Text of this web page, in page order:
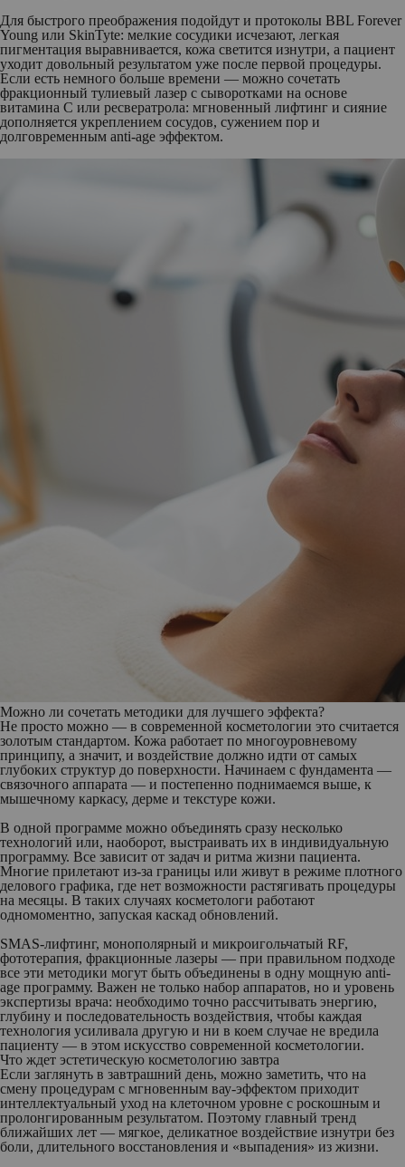
Для быстрого преображения подойдут и протоколы BBL Forever
Young или SkinTyte: мелкие сосудики исчезают, легкая
пигментация выравнивается, кожа светится изнутри, а пациент
уходит довольный результатом уже после первой процедуры.
Если есть немного больше времени — можно сочетать
фракционный тулиевый лазер с сыворотками на основе
витамина C или ресвератрола: мгновенный лифтинг и сияние
дополняется укреплением сосудов, сужением пор и
долговременным anti-age эффектом.
Можно ли сочетать методики для лучшего эффекта?
Не просто можно — в современной косметологии это считается
золотым стандартом. Кожа работает по многоуровневому
принципу, а значит, и воздействие должно идти от самых
глубоких структур до поверхности. Начинаем с фундамента —
связочного аппарата — и постепенно поднимаемся выше, к
мышечному каркасу, дерме и текстуре кожи.
В одной программе можно объединять сразу несколько
технологий или, наоборот, выстраивать их в индивидуальную
программу. Все зависит от задач и ритма жизни пациента.
Многие прилетают из-за границы или живут в режиме плотного
делового графика, где нет возможности растягивать процедуры
на месяцы. В таких случаях косметологи работают
одномоментно, запуская каскад обновлений.
SMAS-лифтинг, монополярный и микроигольчатый RF,
фототерапия, фракционные лазеры — при правильном подходе
все эти методики могут быть объединены в одну мощную anti-
age программу. Важен не только набор аппаратов, но и уровень
экспертизы врача: необходимо точно рассчитывать энергию,
глубину и последовательность воздействия, чтобы каждая
технология усиливала другую и ни в коем случае не вредила
пациенту — в этом искусство современной косметологии.
Что ждет эстетическую косметологию завтра
Если заглянуть в завтрашний день, можно заметить, что на
смену процедурам с мгновенным вау-эффектом приходит
интеллектуальный уход на клеточном уровне с роскошным и
пролонгированным результатом. Поэтому главный тренд
ближайших лет — мягкое, деликатное воздействие изнутри без
боли, длительного восстановления и «выпадения» из жизни.